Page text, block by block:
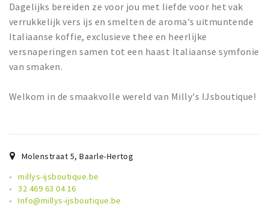
Marche et randonnées
Nature
Dagelijks bereiden ze voor jou met liefde voor het vak
verrukkelijk vers ijs en smelten de aroma's uitmuntende
Italiaanse koffie, exclusieve thee en heerlijke
versnaperingen samen tot een haast Italiaanse symfonie
van smaken.
Welkom in de smaakvolle wereld van Milly's IJsboutique!
Molenstraat 5,Baarle-Hertog
millys-ijsboutique.be
32 469 63 04 16
Info@millys-ijsboutique.be